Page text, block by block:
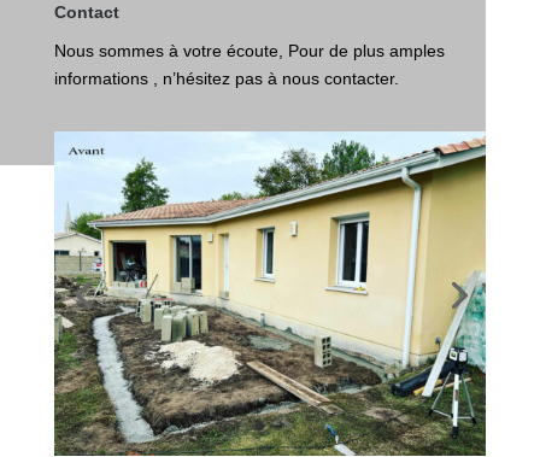
Contact
Nous sommes à votre écoute, Pour de plus amples
informations , n’hésitez pas à nous contacter.